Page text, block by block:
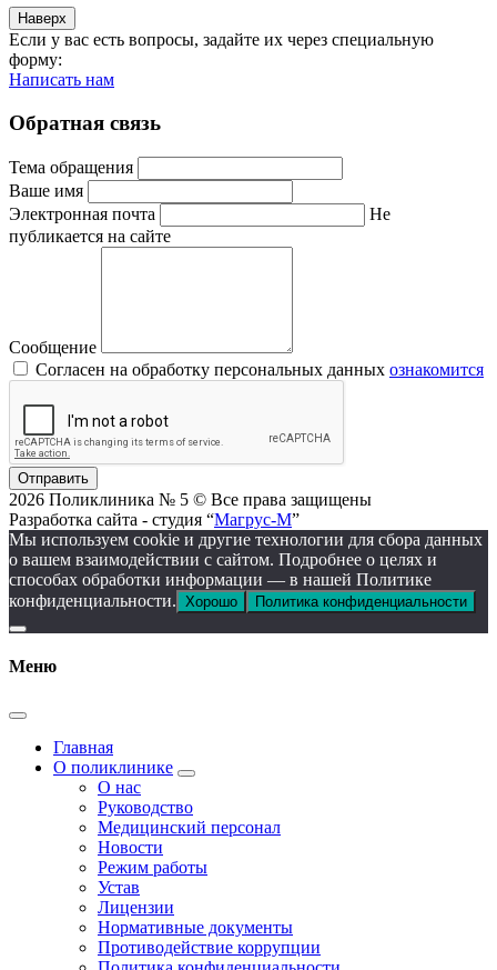
Наверх
Если у вас есть вопросы, задайте их через специальную
форму:
Написать нам
Обратная связь
Тема обращения
Ваше имя
Электронная почта
Не
публикается на сайте
Сообщение
Согласен на обработку персональных данных ознакомится
Отправить
2026 Поликлиника № 5 © Все права защищены
Разработка сайта - студия “Магрус-М”
Мы используем cookie и другие технологии для сбора данных
о вашем взаимодействии с сайтом. Подробнее о целях и
способах обработки информации — в нашей Политике
конфиденциальности. Хорошо Политика конфиденциальности
Меню
Главная
О поликлинике
О нас
Руководство
Медицинский персонал
Новости
Режим работы
Устав
Лицензии
Нормативные документы
Противодействие коррупции